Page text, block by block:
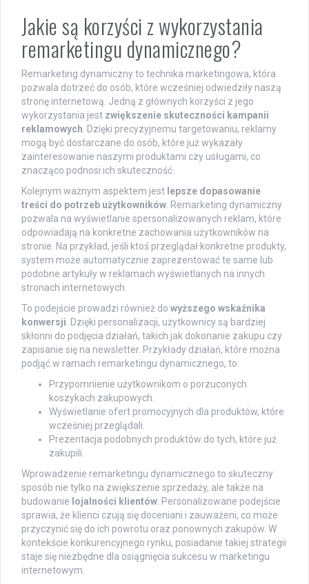
Jakie są korzyści z wykorzystania
remarketingu dynamicznego?
Remarketing dynamiczny to technika marketingowa, która
pozwala dotrzeć do osób, które wcześniej odwiedziły naszą
stronę internetową. Jedną z głównych korzyści z jego
wykorzystania jest zwiększenie skuteczności kampanii
reklamowych. Dzięki precyzyjnemu targetowaniu, reklamy
mogą być dostarczane do osób, które już wykazały
zainteresowanie naszymi produktami czy usługami, co
znacząco podnosi ich skuteczność.
Kolejnym ważnym aspektem jest lepsze dopasowanie
treści do potrzeb użytkowników. Remarketing dynamiczny
pozwala na wyświetlanie spersonalizowanych reklam, które
odpowiadają na konkretne zachowania użytkowników na
stronie. Na przykład, jeśli ktoś przeglądał konkretne produkty,
system może automatycznie zaprezentować te same lub
podobne artykuły w reklamach wyświetlanych na innych
stronach internetowych.
To podejście prowadzi również do wyższego wskaźnika
konwersji. Dzięki personalizacji, użytkownicy są bardziej
skłonni do podjęcia działań, takich jak dokonanie zakupu czy
zapisanie się na newsletter. Przykłady działań, które można
podjąć w ramach remarketingu dynamicznego, to:
Przypomnienie użytkownikom o porzuconych
koszykach zakupowych.
Wyświetlanie ofert promocyjnych dla produktów, które
wcześniej przeglądali.
Prezentacja podobnych produktów do tych, które już
zakupili.
Wprowadzenie remarketingu dynamicznego to skuteczny
sposób nie tylko na zwiększenie sprzedaży, ale także na
budowanie lojalności klientów. Personalizowane podejście
sprawia, że klienci czują się doceniani i zauważeni, co może
przyczynić się do ich powrotu oraz ponownych zakupów. W
kontekście konkurencyjnego rynku, posiadanie takiej strategii
staje się niezbędne dla osiągnięcia sukcesu w marketingu
internetowym.